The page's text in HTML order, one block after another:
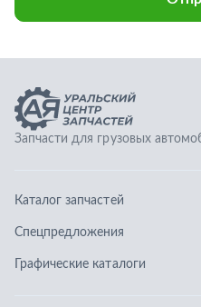
Спецпредложения
О компании
Контакты
Доставка и оплата